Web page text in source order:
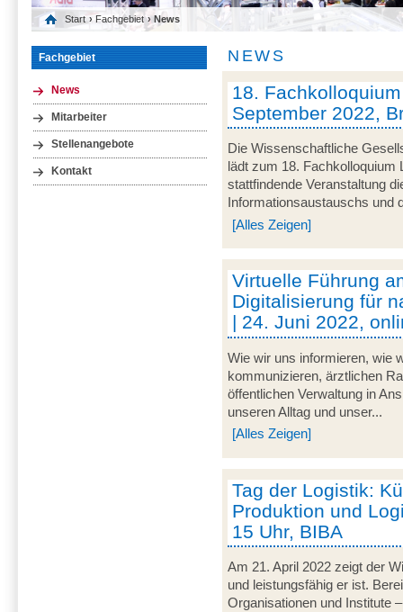
Start › Fachgebiet › News
Fachgebiet
News
Mitarbeiter
Stellenangebote
Kontakt
NEWS
18.
September 2022,
Die Wissenschaftliche
lädt zum 18.
stattfindende Veranstaltung
Informationsaustauschs und
[Alles Zeigen]
Virtuelle Führung
Digitalisierung für
| 24. Juni 2022,
Wie wir uns informieren, wie
kommunizieren, ärztlichen
öffentlichen Verwaltung in
unseren Alltag und unser...
[Alles Zeigen]
Tag der Logistik:
Produktion und
15 Uhr, BIBA
Am 21. April 2022 zeigt der
und leistungsfähig er ist.
Organisationen und Institute